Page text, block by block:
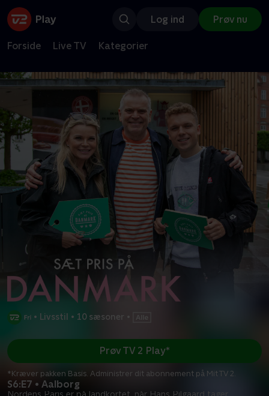
Log ind Prøv nu
Forside Live TV Kategorier
• Livsstil • 10 sæsoner
S6:E7 • Aalborg
Nordens Paris er på landkortet, når Hans Pilgaard tager
Prøv TV 2 Play*
*Kræver pakken Basis. Administrer dit abonnement på Mit TV 2.